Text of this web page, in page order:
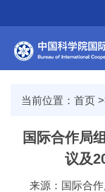
当前位置： 首页
国际合作局
议及
来源：国际